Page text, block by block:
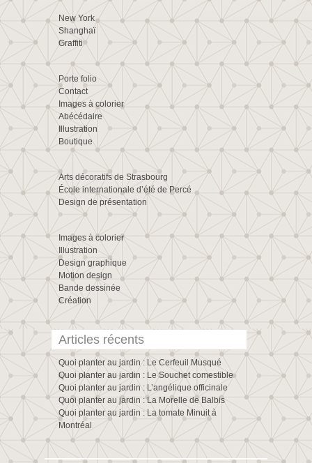
New York
Shanghaï
Graffiti
Porte folio
Contact
Images à colorier
Abécédaire
Illustration
Boutique
Arts décoratifs de Strasbourg
École internationale d’été de Percé
Design de présentation
Images à colorier
Illustration
Design graphique
Motion design
Bande dessinée
Création
Articles récents
Quoi planter au jardin : Le Cerfeuil Musqué
Quoi planter au jardin : Le Souchet comestible
Quoi planter au jardin : L’angélique officinale
Quoi planter au jardin : La Morelle de Balbis
Quoi planter au jardin : La tomate Minuit à
Montréal